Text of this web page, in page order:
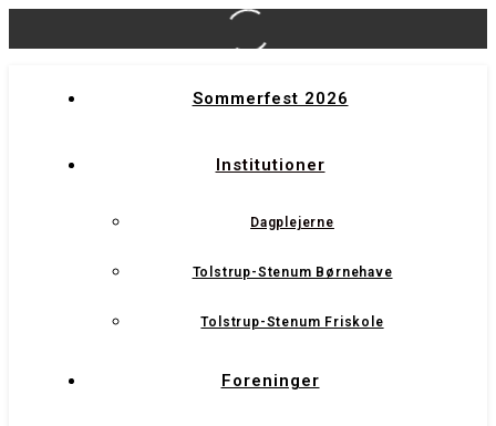
Sommerfest 2026
Institutioner
Dagplejerne
Tolstrup-Stenum Børnehave
Tolstrup-Stenum Friskole
Foreninger